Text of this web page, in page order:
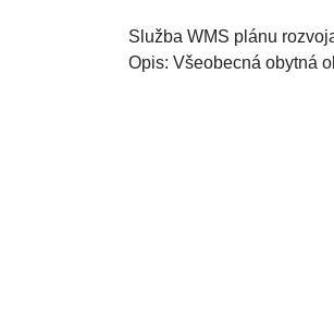
Služba WMS plánu
Opis: Všeobecná obytná